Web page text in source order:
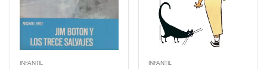
INFANTIL INFANTIL